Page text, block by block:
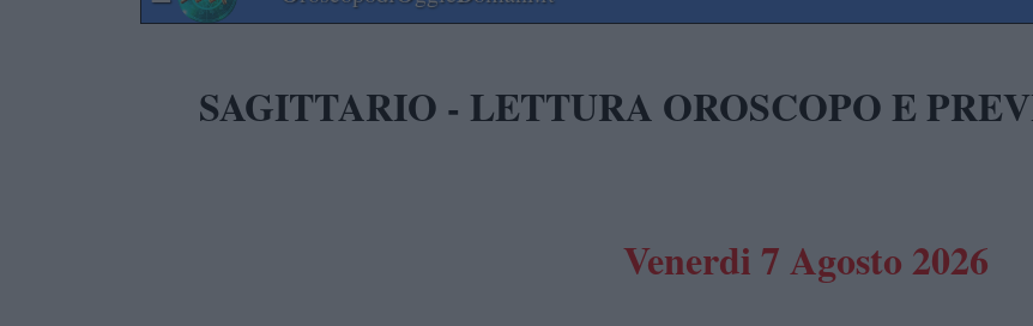
SAGITTARIO - LETTURA OROSCOPO E
Venerdi 7 Agosto 2026